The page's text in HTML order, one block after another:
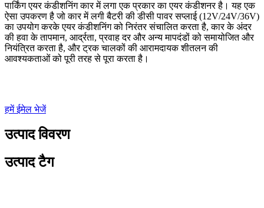
पार्किंग एयर कंडीशनिंग कार में लगा एक प्रकार का एयर कंडीशनर है। यह एक
ऐसा उपकरण है जो कार में लगी बैटरी की डीसी पावर सप्लाई (12V/24V/36V)
का उपयोग करके एयर कंडीशनिंग को निरंतर संचालित करता है, कार के अंदर
की हवा के तापमान, आर्द्रता, प्रवाह दर और अन्य मापदंडों को समायोजित और
नियंत्रित करता है, और ट्रक चालकों की आरामदायक शीतलन की
आवश्यकताओं को पूरी तरह से पूरा करता है।
हमें ईमेल भेजें
उत्पाद विवरण
उत्पाद टैग